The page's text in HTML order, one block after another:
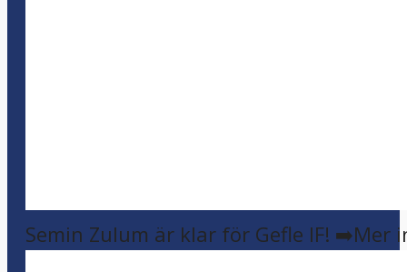
Semin Zulum är klar för Gefle IF! ➡️Mer